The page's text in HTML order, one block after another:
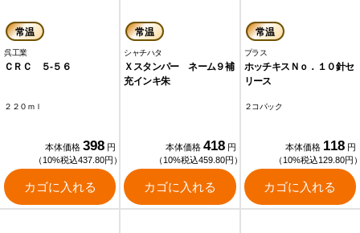
常温
呉工業
ＣＲＣ ５‐５６
２２０ｍｌ
本体価格 398 円
（10%税込437.80円）
カゴに入れる
常温
シャチハタ
Ｘスタンパー ネーム９補
充インキ朱
本体価格 418 円
（10%税込459.80円）
カゴに入れる
常温
プラス
ホッチキスＮｏ．１０針セ
リース
２コパック
本体価格 118 円
（10%税込129.80円
カゴに入れる